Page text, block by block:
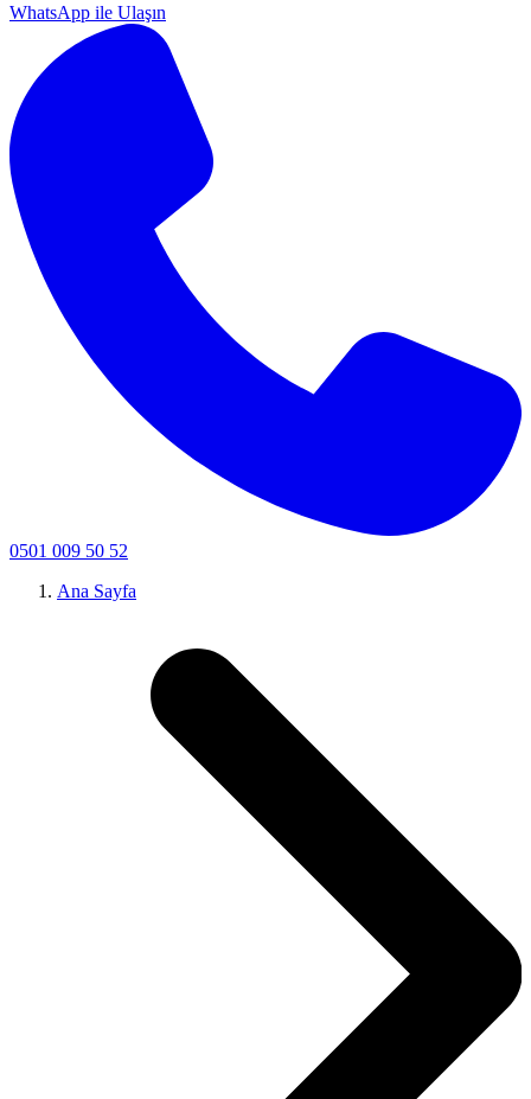
WhatsApp ile Ulaşın
0501 009 50 52
Ana Sayfa